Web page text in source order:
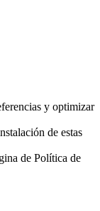
y optimizar
de estas
de Política de